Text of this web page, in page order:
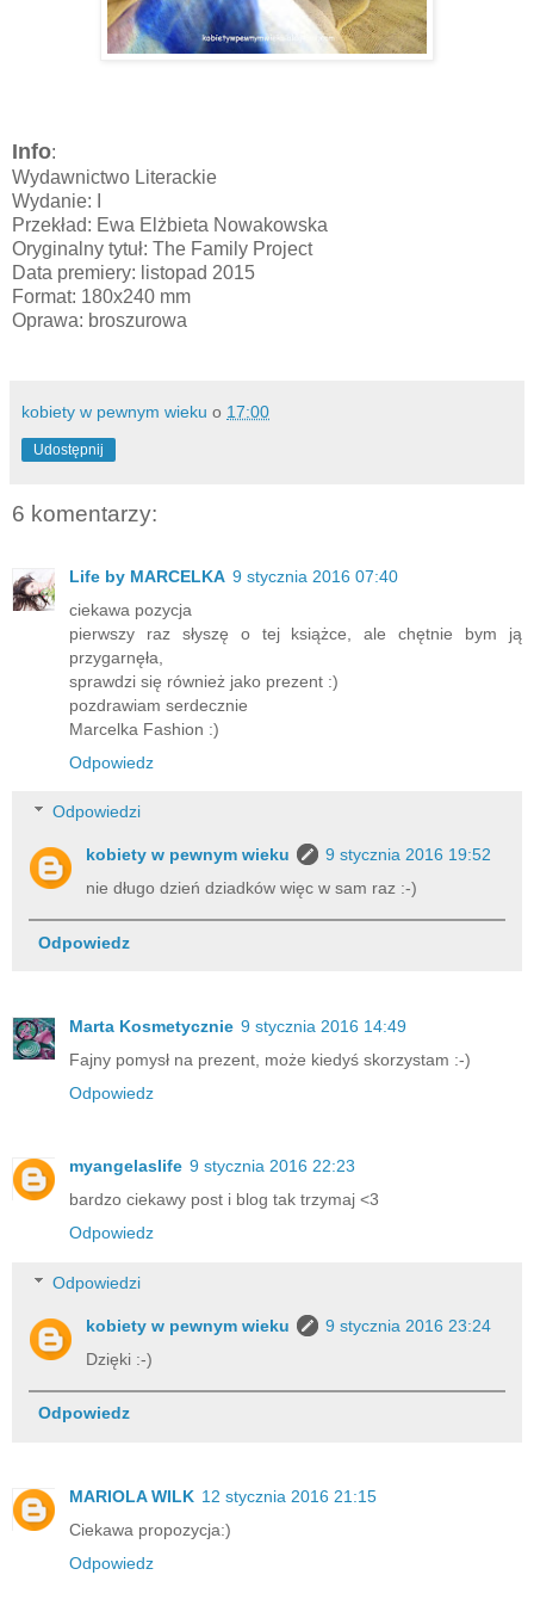
Info:
Wydawnictwo Literackie
Wydanie: I
Przekład: Ewa Elżbieta Nowakowska
Oryginalny tytuł: The Family Project
Data premiery: listopad 2015
Format: 180x240 mm
Oprawa: broszurowa
kobiety w pewnym wieku o 17:00
Udostępnij
6 komentarzy:
Life by MARCELKA 9 stycznia 2016 07:40
ciekawa pozycja
pierwszy raz słyszę o tej książce, ale chętnie bym ją
przygarnęła,
sprawdzi się również jako prezent :)
pozdrawiam serdecznie
Marcelka Fashion :)
Odpowiedz
Odpowiedzi
kobiety w pewnym wieku
9 stycznia 2016 19:52
nie długo dzień dziadków więc w sam raz :-)
Odpowiedz
Marta Kosmetycznie 9 stycznia 2016 14:49
Fajny pomysł na prezent, może kiedyś skorzystam :-)
Odpowiedz
myangelaslife 9 stycznia 2016 22:23
bardzo ciekawy post i blog tak trzymaj <3
Odpowiedz
Odpowiedzi
kobiety w pewnym wieku
9 stycznia 2016 23:24
Dzięki :-)
Odpowiedz
MARIOLA WILK 12 stycznia 2016 21:15
Ciekawa propozycja:)
Odpowiedz